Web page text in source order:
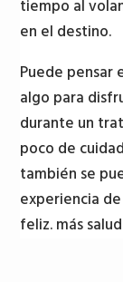
tiempo al
en el destino.
Puede pensar
algo para
durante un
poco de
también se
experiencia
feliz. más